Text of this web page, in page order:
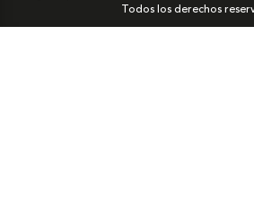
Todos los derechos